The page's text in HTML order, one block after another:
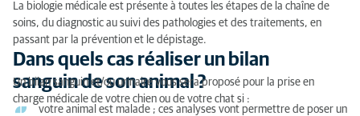
Dans quels cas réaliser un bilan sanguin de son
animal ?
Les analyses réalisées au sein du laboratoire de la
clinique AniCura LorraineVet
La biologie médicale est présente à toutes les étapes de la chaîne de
soins, du diagnostic au suivi des pathologies et des traitements, en
passant par la prévention et le dépistage.
Dans quels cas réaliser un bilan
sanguin de son animal ?
Un bilan sanguin et/ou urinaire vous sera proposé pour la prise en
charge médicale de votre chien ou de votre chat si :
votre animal est malade ; ces analyses vont permettre de poser un